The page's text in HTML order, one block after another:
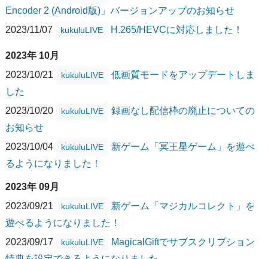
Encoder 2 (Android版)」バージョンアップのお知らせ
2023/11/07
kukuluLIVE H.265/HEVCに対応しました！
2023年 10月
2023/10/21
kukuluLIVE
低画質モードをアップデートしま
した
2023/10/20
kukuluLIVE
録画なし配信枠の廃止についての
お知らせ
2023/10/04
kukuluLIVE
新ゲーム「冥王星ゲーム」を遊べ
るようになりました！
2023年 09月
2023/09/21
kukuluLIVE
新ゲーム「マジカルコレクト」を
遊べるようになりました！
2023/09/17
kukuluLIVE
MagicalGiftでサブスクリプション